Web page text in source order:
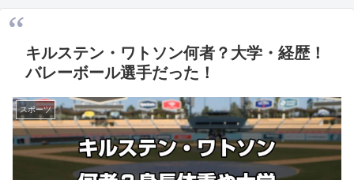
キルステン・ワトソン何者？大学・経歴！
バレーボール選手だった！
スポーツ